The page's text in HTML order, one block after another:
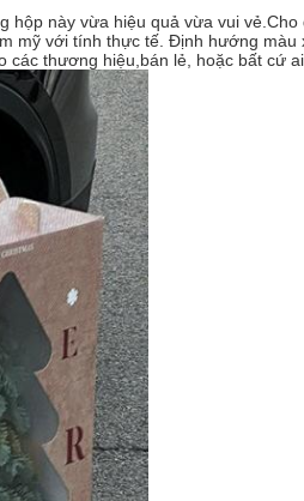
này vừa hiệu quả vừa vui
mỹ với tính thực tế. Định hướng
thương hiệu,bán lẻ, hoặc bất cứ